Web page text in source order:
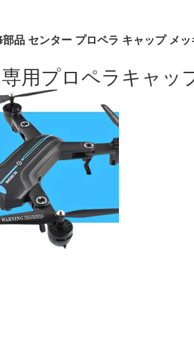
品 センター プロペラ キャップ メッ
用プロペラキャッ